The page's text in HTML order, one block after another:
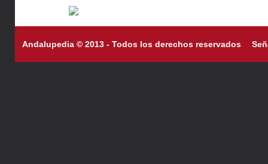
Andalupedia © 2013 - Todos los derechos reservados